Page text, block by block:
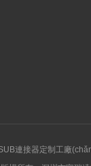
連接器定制工廠